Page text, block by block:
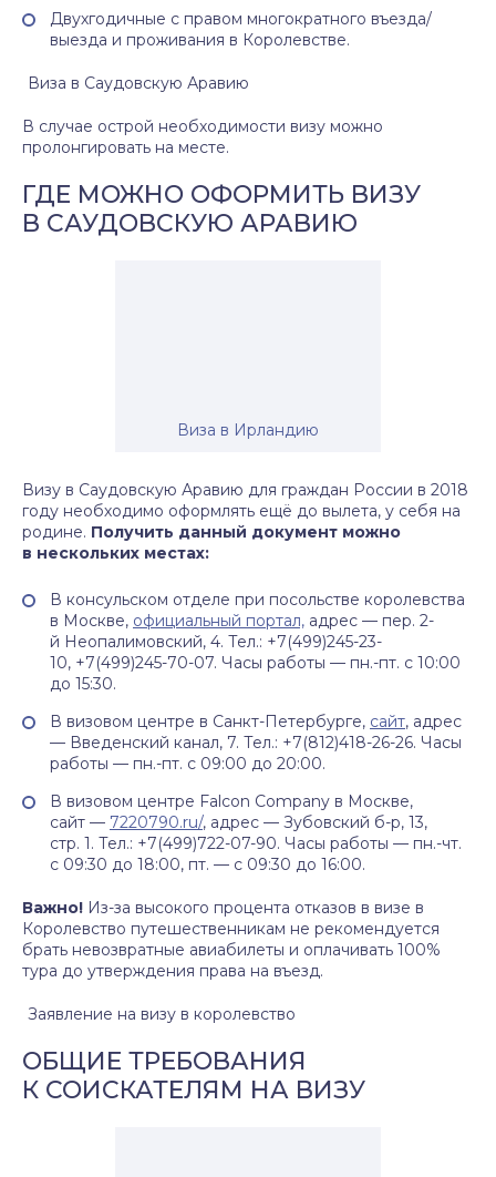
Двухгодичные с правом многократного въезда/
выезда и проживания в Королевстве.
Виза в Саудовскую Аравию
В случае острой необходимости визу можно
пролонгировать на месте.
ГДЕ МОЖНО ОФОРМИТЬ ВИЗУ
В САУДОВСКУЮ АРАВИЮ
Виза в Ирландию
Визу в Саудовскую Аравию для граждан России в 2018
году необходимо оформлять ещё до вылета, у себя на
родине. Получить данный документ можно
в нескольких местах:
В консульском отделе при посольстве королевства
в Москве, официальный портал, адрес — пер. 2-
й Неопалимовский, 4. Тел.: +7(499)245-23-
10, +7(499)245-70-07. Часы работы — пн.-пт. с 10:00
до 15:30.
В визовом центре в Санкт-Петербурге, сайт, адрес
— Введенский канал, 7. Тел.: +7(812)418-26-26. Часы
работы — пн.-пт. с 09:00 до 20:00.
В визовом центре Falcon Company в Москве,
сайт — 7220790.ru/, адрес — Зубовский б-р, 13,
стр. 1. Тел.: +7(499)722-07-90. Часы работы — пн.-чт.
с 09:30 до 18:00, пт. — с 09:30 до 16:00.
Важно! Из-за высокого процента отказов в визе в
Королевство путешественникам не рекомендуется
брать невозвратные авиабилеты и оплачивать 100%
тура до утверждения права на въезд.
Заявление на визу в королевство
ОБЩИЕ ТРЕБОВАНИЯ
К СОИСКАТЕЛЯМ НА ВИЗУ